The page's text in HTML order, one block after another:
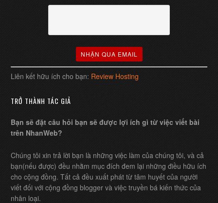
Liên kết hữu ích cho bạn: Review Hosting
TRỞ THÀNH TÁC GIẢ
Bạn sẽ đặt câu hỏi bạn sẽ được lợi ích gì từ việc viết bài
trên NhanWeb?
Chúng tôi xin trả lời bạn là những việc làm của chúng tôi, và cả
bạn(nếu được) đều nhằm mục đích đem lại những điều hữu ích
cho cộng đồng. Tất cả đều xuất phát từ tâm huyết của người
viết đối với cộng đồng blogger và việc truyền bá kiến thức của
nhân loại.